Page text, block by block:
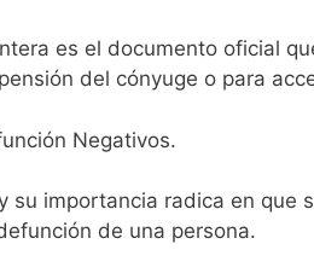
es el documento oficial
del cónyuge o para
Negativos.
importancia radica en que
de una persona.